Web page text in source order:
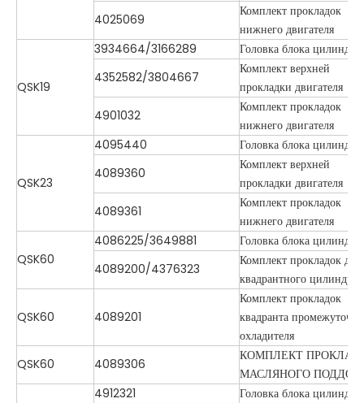
4025069
Комплект прокладок
нижнего двигателя
QSK19
3934664/3166289
Головка блока
4352582/3804667
Комплект верхней
прокладки двигателя
4901032
Комплект прокладок
нижнего двигателя
QSK23
4095440
Головка блока
4089360
Комплект верхней
прокладки двигателя
4089361
Комплект прокладок
нижнего двигателя
QSK60
4086225/3649881
Головка блока
4089200/4376323
Комплект прокладок для
квадрантного цилиндра
QSK60 4089201
Комплект прокладок
квадранта
охладителя
QSK60
4089306
КОМПЛЕКТ
МАСЛЯНОГО
4912321
Головка блока